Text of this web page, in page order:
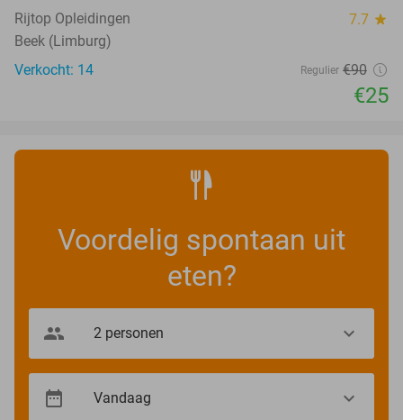
Rijtop Opleidingen 7.7 star
Beek (Limburg)
Verkocht: 14
Regulier €90
€25
Voordelig spontaan uit
eten?